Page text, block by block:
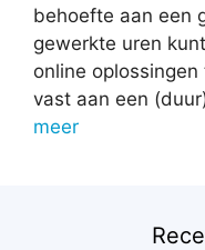
behoefte aan een
gewerkte uren
online
vast aan een
meer